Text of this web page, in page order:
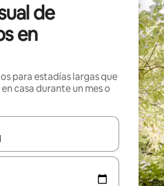
de
en
para estadías largas que
casa durante un mes o
estén disponibles, navega con las teclas